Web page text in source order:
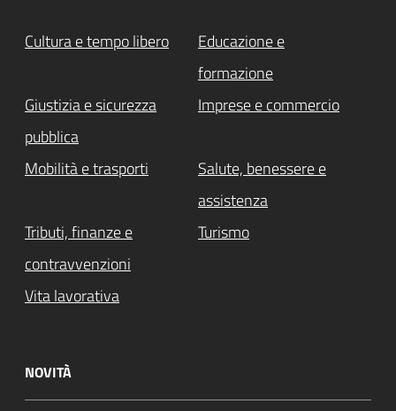
Cultura e tempo libero
Educazione e
formazione
Giustizia e sicurezza
pubblica
Imprese e commercio
Mobilità e trasporti
Salute, benessere e
assistenza
Tributi, finanze e
contravvenzioni
Turismo
Vita lavorativa
NOVITÀ